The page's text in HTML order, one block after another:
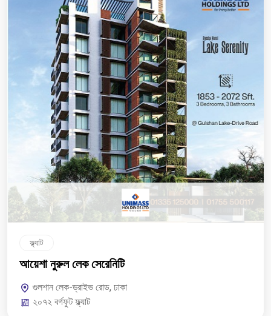
ফ্ল্যাট
আয়েশা নুরুল লেক সেরেনিটি
গুলশান লেক-ড্রাইভ রোড, ঢাকা
২০৭২ বর্গফুট ফ্ল্যাট